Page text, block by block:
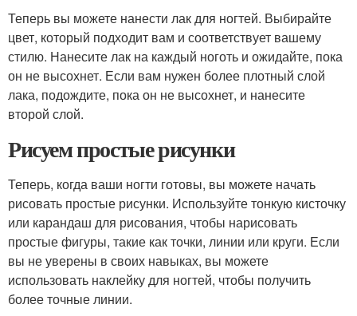
Теперь вы можете нанести лак для ногтей. Выбирайте
цвет, который подходит вам и соответствует вашему
стилю. Нанесите лак на каждый ноготь и ожидайте, пока
он не высохнет. Если вам нужен более плотный слой
лака, подождите, пока он не высохнет, и нанесите
второй слой.
Рисуем простые рисунки
Теперь, когда ваши ногти готовы, вы можете начать
рисовать простые рисунки. Используйте тонкую кисточку
или карандаш для рисования, чтобы нарисовать
простые фигуры, такие как точки, линии или круги. Если
вы не уверены в своих навыках, вы можете
использовать наклейку для ногтей, чтобы получить
более точные линии.